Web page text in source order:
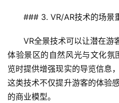
慧
旅
游
登录
### 3. VR/AR技术的场景
VR全景技术可以让潜在游
体验景区的自然风光与文化氛
览时提供增强现实的导览信息
这类技术不仅提升游客的体验
的商业模型。